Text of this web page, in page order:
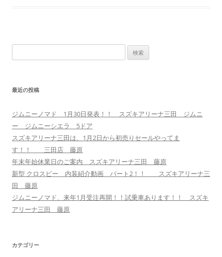
索:
最近の投稿
ジムニーノマド 1月30日発表！！ スズキアリーナ三田 ジムニ
ー ジムニーシエラ 5ドア
スズキアリーナ三田は、1月2日から初売りセールやってま
す！！ 三田店 藤原
年末年始休業日のご案内 スズキアリーナ三田 藤原
新型 クロスビー 内装紹介動画 パート2！！ スズキアリーナ三
田 藤原
ジムニーノマド、来年1月受注再開！！試乗車あります！！ スズキ
アリーナ三田 藤原
カテゴリー